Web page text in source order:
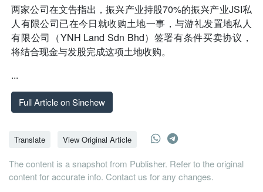
两家公司在文告指出，振兴产业持股70%的振兴产业JSI私
人有限公司已在今日就收购土地一事，与游礼发置地私人
有限公司（YNH Land Sdn Bhd）签署有条件买卖协议，
将结合现金与发股完成这项土地收购。
...
Full Article on Sinchew
Translate View Original Article
The content is a snapshot from Publisher. Refer to the original
content for accurate info. Contact us for any changes.